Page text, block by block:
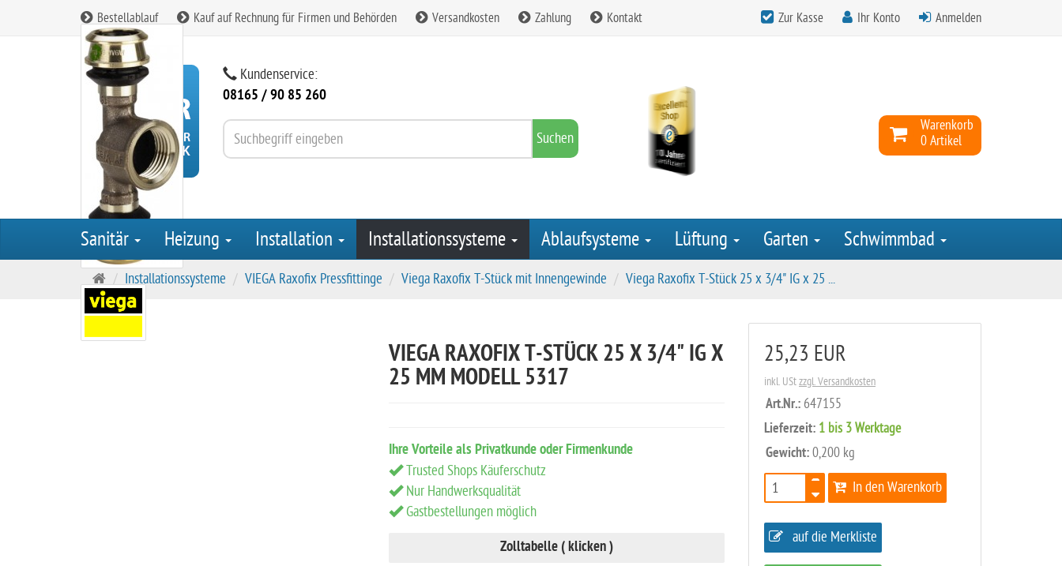
Bestellablauf Kauf auf Rechnung für Firmen und Behörden Versandkosten Zahlung Kontakt Zur Kasse Ihr Konto Anmelden
Kundenservice:
08165 / 90 85 260
Suchen
Warenkorb
0 Artikel
Sanitär Heizung Installation Installationssysteme Ablaufsysteme Lüftung Garten Schwimmbad
S
t
a
r
Installationssysteme VIEGA Raxofix Pressfittinge Viega Raxofix T-Stück mit Innengewinde Viega Raxofix T-Stück 25 x 3/4" IG x 25 ...
25,23 EUR
inkl. UStzzgl. Versandkosten
Art.Nr.: 647155
Lieferzeit: 1 bis 3 Werktage
Gewicht: 0,200 kg
In den Warenkorb
auf die Merkliste
VIEGA RAXOFIX T-STÜCK 25 X 3/4" IG X
25 MM MODELL 5317
Ihre Vorteile als Privatkunde oder Firmenkunde
Trusted Shops Käuferschutz
Nur Handwerksqualität
Gastbestellungen möglich
Zolltabelle ( klicken )